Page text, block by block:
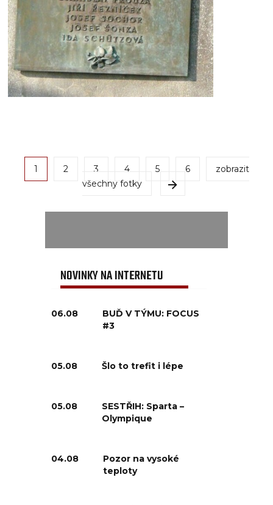
1 2 3 4 5 6
zobrazit
všechny fotky
NOVINKY NA INTERNETU
06.08
BUĎ V TÝMU: FOCUS
#3
05.08 Šlo to trefit i lépe
05.08
SESTŘIH: Sparta –
Olympique
04.08
Pozor na vysoké
teploty